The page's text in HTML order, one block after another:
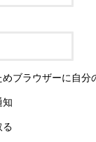
ブラウザーに自分
知
る